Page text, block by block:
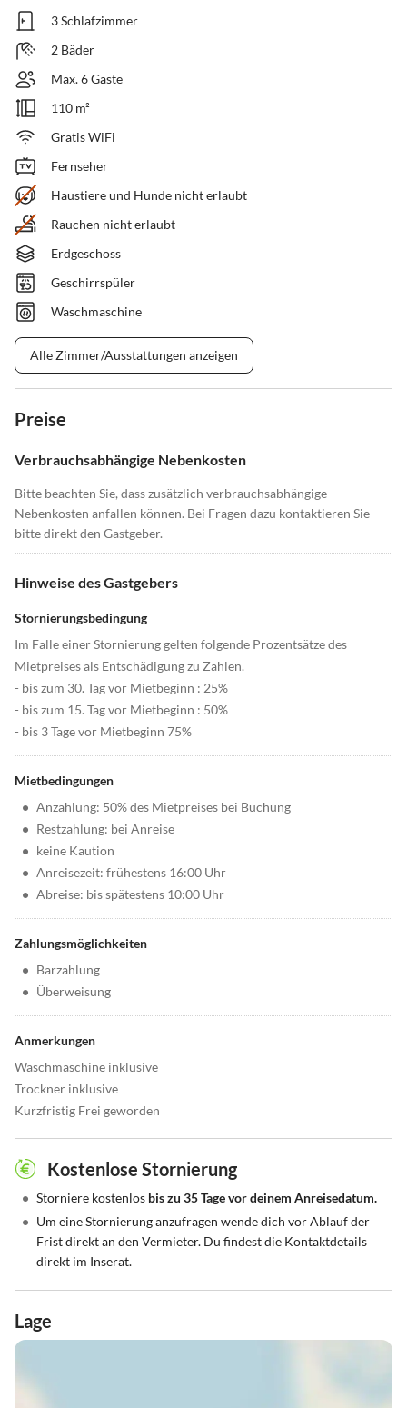
3 Schlafzimmer
2 Bäder
Max. 6 Gäste
110 m²
Gratis WiFi
Fernseher
Haustiere und Hunde nicht erlaubt
Rauchen nicht erlaubt
Erdgeschoss
Geschirrspüler
Waschmaschine
Alle Zimmer/Ausstattungen anzeigen
Preise
Verbrauchsabhängige Nebenkosten
Bitte beachten Sie, dass zusätzlich verbrauchsabhängige
Nebenkosten anfallen können. Bei Fragen dazu kontaktieren Sie
bitte direkt den Gastgeber.
Hinweise des Gastgebers
Stornierungsbedingung
Im Falle einer Stornierung gelten folgende Prozentsätze des
Mietpreises als Entschädigung zu Zahlen.
- bis zum 30. Tag vor Mietbeginn : 25%
- bis zum 15. Tag vor Mietbeginn : 50%
- bis 3 Tage vor Mietbeginn 75%
Mietbedingungen
• Anzahlung: 50% des Mietpreises bei Buchung
• Restzahlung: bei Anreise
• keine Kaution
• Anreisezeit: frühestens 16:00 Uhr
• Abreise: bis spätestens 10:00 Uhr
Zahlungsmöglichkeiten
• Barzahlung
• Überweisung
Anmerkungen
Waschmaschine inklusive
Trockner inklusive
Kurzfristig Frei geworden
Kostenlose Stornierung
• Storniere kostenlos bis zu 35 Tage vor deinem Anreisedatum.
• Um eine Stornierung anzufragen wende dich vor Ablauf der
Frist direkt an den Vermieter. Du findest die Kontaktdetails
direkt im Inserat.
Lage